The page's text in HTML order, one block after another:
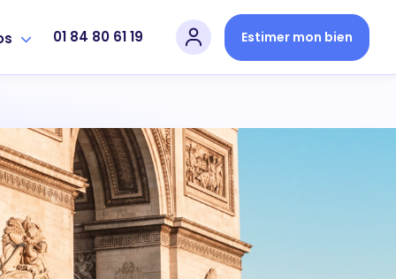
01 84 80 61 19 Estimer mon bien